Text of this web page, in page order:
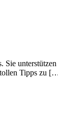
tollen Tipps zu